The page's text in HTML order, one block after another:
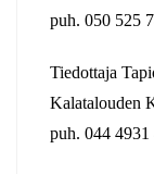
puh. 050 525
Tiedottaja
Kalatalouden
puh. 044 4931